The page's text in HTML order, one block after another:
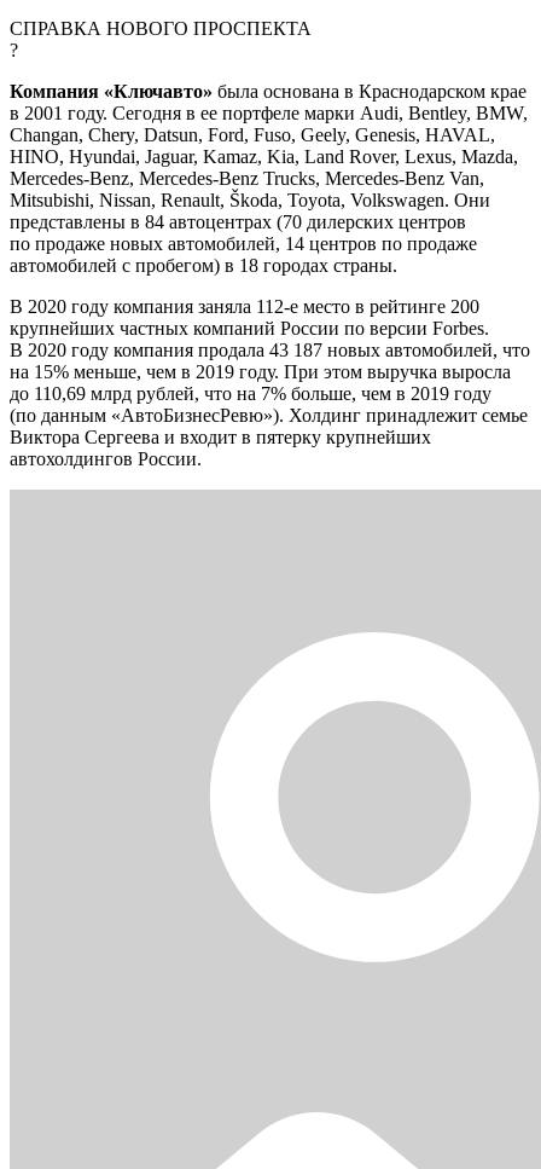
СПРАВКА НОВОГО ПРОСПЕКТА
?
Компания «Ключавто» была основана в Краснодарском крае
в 2001 году. Сегодня в ее портфеле марки Audi, Bentley, BMW,
Changan, Chery, Datsun, Ford, Fuso, Geely, Genesis, HAVAL,
HINO, Hyundai, Jaguar, Kamaz, Kia, Land Rover, Lexus, Mazda,
Mercedes-Benz, Mercedes-Benz Trucks, Mercedes-Benz Van,
Mitsubishi, Nissan, Renault, Škoda, Toyota, Volkswagen. Они
представлены в 84 автоцентрах (70 дилерских центров
по продаже новых автомобилей, 14 центров по продаже
автомобилей с пробегом) в 18 городах страны.
В 2020 году компания заняла 112-е место в рейтинге 200
крупнейших частных компаний России по версии Forbes.
В 2020 году компания продала 43 187 новых автомобилей, что
на 15% меньше, чем в 2019 году. При этом выручка выросла
до 110,69 млрд рублей, что на 7% больше, чем в 2019 году
(по данным «АвтоБизнесРевю»). Холдинг принадлежит семье
Виктора Сергеева и входит в пятерку крупнейших
автохолдингов России.